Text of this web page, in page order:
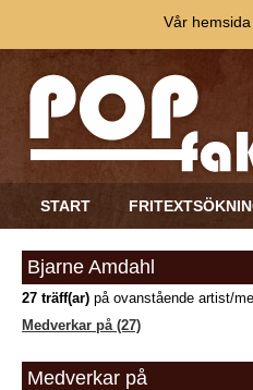
START
Bjarne Amdahl
27 träff(ar) på ovanstående artist/
Medverkar på (27)
Medverkar på
Vår